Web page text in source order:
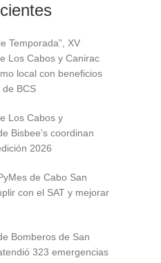
Temporada”, XV
Los Cabos y Canirac
local con beneficios
BCS
Los Cabos y
Bisbee’s coordinan
2026
de Cabo San
con el SAT y mejorar
Bomberos de San
323 emergencias